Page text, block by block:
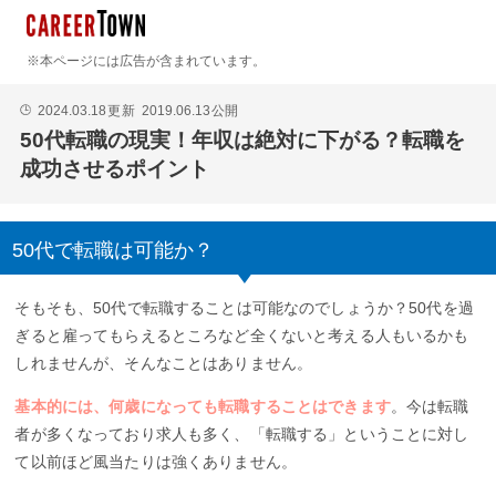
※本ページには広告が含まれています。
🕒 2024.03.18更新 2019.06.13公開
50代転職の現実！年収は絶対に下がる？転職を
成功させるポイント
50代で転職は可能か？
そもそも、50代で転職することは可能なのでしょうか？50代を過
ぎると雇ってもらえるところなど全くないと考える人もいるかも
しれませんが、そんなことはありません。
基本的には、何歳になっても転職することはできます。今は転職
者が多くなっており求人も多く、「転職する」ということに対し
て以前ほど風当たりは強くありません。